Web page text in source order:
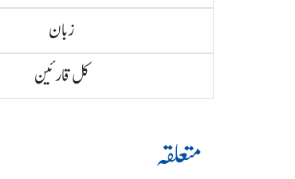
زبان
کل قارئین
متعلقہ